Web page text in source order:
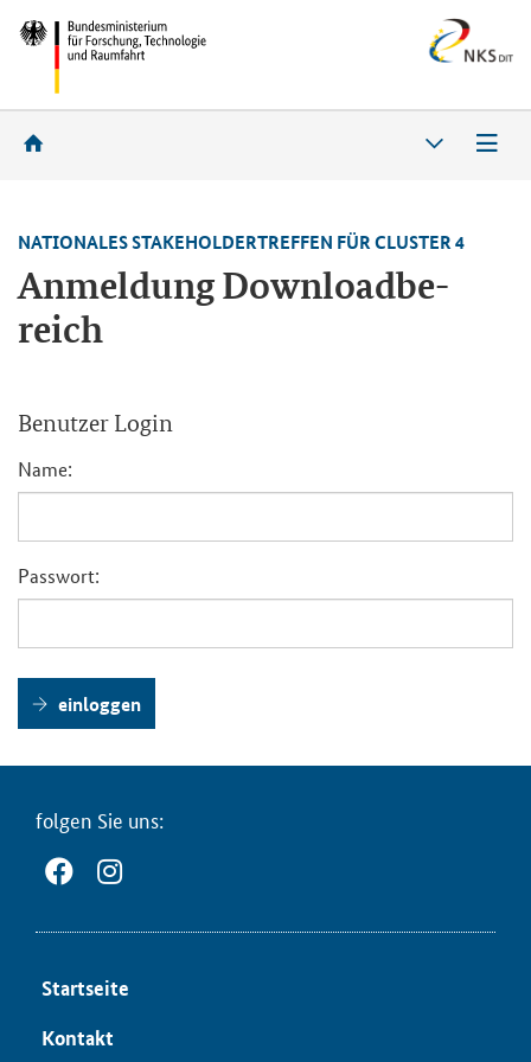
NA­TIO­NA­LES STA­KE­HOL­DERTREF­FEN FÜR CLUS­TER 4
An­mel­dung Down­load­be­
reich
Be­nut­zer Login
Name:
Passwort:
einloggen
fol­gen Sie uns:
Start­sei­te
Kon­takt